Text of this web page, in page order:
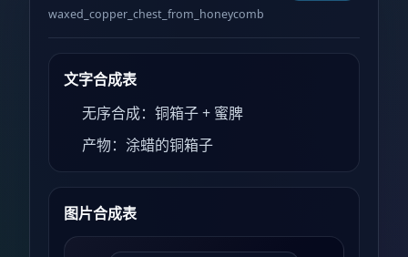
waxed_copper_chest_from_honeycomb
文字合成表
无序合成：铜箱子 + 蜜脾
产物：涂蜡的铜箱子
图片合成表